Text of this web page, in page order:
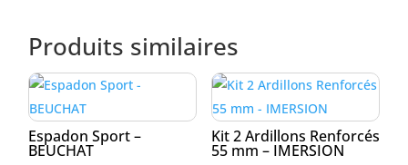
Produits similaires
Espadon Sport –
BEUCHAT
Kit 2 Ardillons Renforcés
55 mm – IMERSION